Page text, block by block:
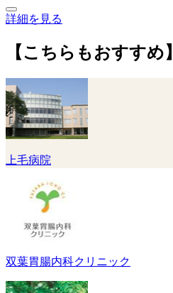
詳細を見る
【こちらもおすすめ】
上毛病院
双葉胃腸内科クリニック